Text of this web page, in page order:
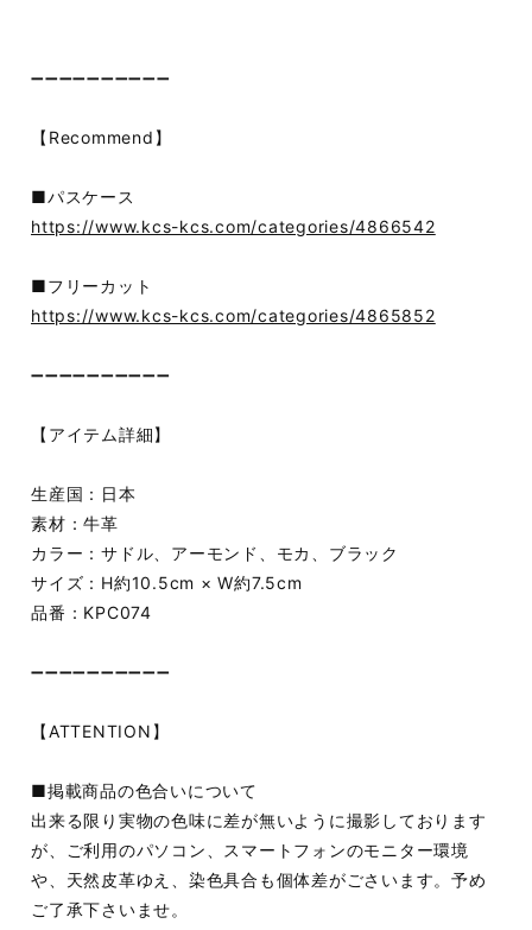
➖➖➖➖➖➖➖➖➖➖
【Recommend】
■パスケース
https://www.kcs-kcs.com/categories/4866542
■フリーカット
https://www.kcs-kcs.com/categories/4865852
➖➖➖➖➖➖➖➖➖➖
【アイテム詳細】
生産国：日本
素材：牛革
カラー：サドル、アーモンド、モカ、ブラック
サイズ：H約10.5cm × W約7.5cm
品番：KPC074
➖➖➖➖➖➖➖➖➖➖
【ATTENTION】
■掲載商品の色合いについて
出来る限り実物の色味に差が無いように撮影しております
が、ご利用のパソコン、スマートフォンのモニター環境
や、天然皮革ゆえ、染色具合も個体差がごさいます。予め
ご了承下さいませ。